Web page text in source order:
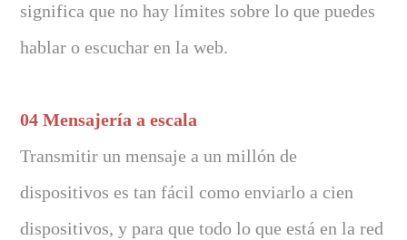
significa que no hay límites sobre lo que puedes
hablar o escuchar en la web.
04 Mensajería a escala
Transmitir un mensaje a un millón de
dispositivos es tan fácil como enviarlo a cien
dispositivos, y para que todo lo que está en la red